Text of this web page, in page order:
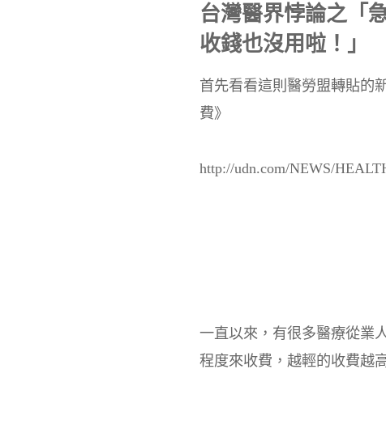
台灣醫界悖論之「
收錢也沒用啦！」
首先看看這則醫勞盟轉貼的
費》
http://udn.com/NEWS/
一直以來，有很多醫療從業
程度來收費，越輕的收費越